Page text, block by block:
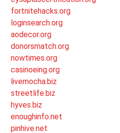
fortnitehacks.org
loginsearch.org
aodecor.org
donorsmatch.org
nowtimes.org
casinoeing.org
livemocha.biz
streetlife.biz
hyves.biz
enoughinfo.net
pinhive.net